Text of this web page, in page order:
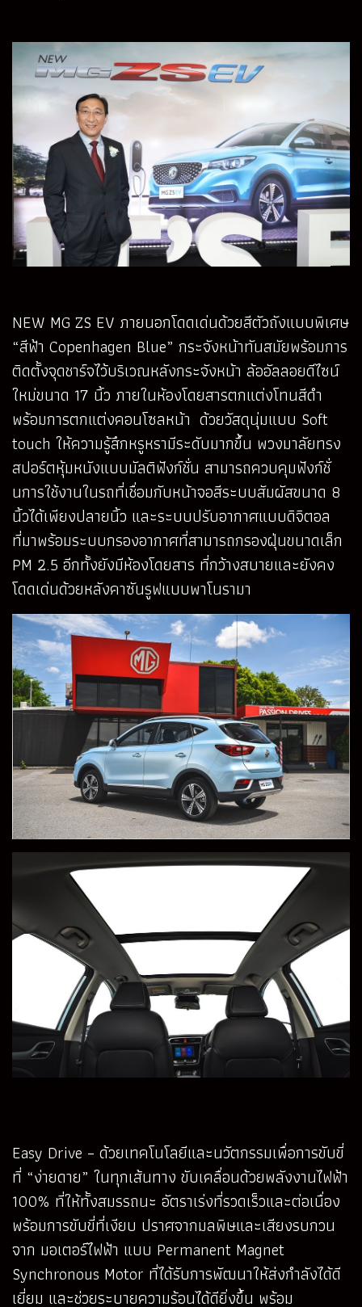
NEW MG ZS EV ภายนอกโดดเด่นด้วยสีตัวถังแบบพิเศษ
“สีฟ้า Copenhagen Blue” กระจังหน้าทันสมัยพร้อมการ
ติดตั้งจุดชาร์จไว้บริเวณหลังกระจังหน้า ล้ออัลลอยดีไซน์
ใหม่ขนาด 17 นิ้ว ภายในห้องโดยสารตกแต่งโทนสีดำ
พร้อมการตกแต่งคอนโซลหน้า ด้วยวัสดุนุ่มแบบ Soft
touch ให้ความรู้สึกหรูหรามีระดับมากขึ้น พวงมาลัยทรง
สปอร์ตหุ้มหนังแบบมัลติฟังก์ชั่น สามารถควบคุมฟังก์ชั่
นการใช้งานในรถที่เชื่อมกับหน้าจอสีระบบสัมผัสขนาด 8
นิ้วได้เพียงปลายนิ้ว และระบบปรับอากาศแบบดิจิตอล
ที่มาพร้อมระบบกรองอากาศที่สามารถกรองฝุ่นขนาดเล็ก
PM 2.5 อีกทั้งยังมีห้องโดยสาร ที่กว้างสบายและยังคง
โดดเด่นด้วยหลังคาซันรูฟแบบพาโนรามา
Easy Drive – ด้วยเทคโนโลยีและนวัตกรรมเพื่อการขับขี่
ที่ “ง่ายดาย” ในทุกเส้นทาง ขับเคลื่อนด้วยพลังงานไฟฟ้า
100% ที่ให้ทั้งสมรรถนะ อัตราเร่งที่รวดเร็วและต่อเนื่อง
พร้อมการขับขี่ที่เงียบ ปราศจากมลพิษและเสียงรบกวน
จาก มอเตอร์ไฟฟ้า แบบ Permanent Magnet
Synchronous Motor ที่ได้รับการพัฒนาให้ส่งกำลังได้ดี
เยี่ยม และช่วยระบายความร้อนได้ดียิ่งขึ้น พร้อม